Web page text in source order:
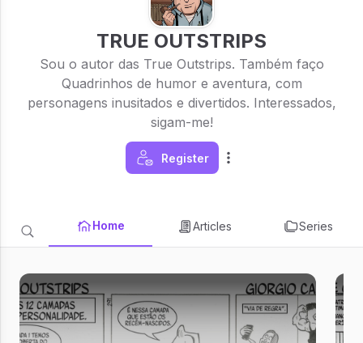
TRUE OUTSTRIPS
Sou o autor das True Outstrips. Também faço
Quadrinhos de humor e aventura, com
personagens inusitados e divertidos. Interessados,
sigam-me!
Register
Home Articles Series